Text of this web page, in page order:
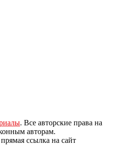
. Все авторские права на
авторам.
ссылка на сайт